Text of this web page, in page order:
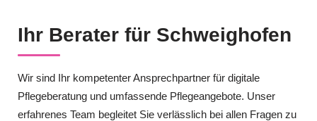
Ihr Berater für Schweighofen
Wir sind Ihr kompetenter Ansprechpartner für digitale
Pflegeberatung und umfassende Pflegeangebote. Unser
erfahrenes Team begleitet Sie verlässlich bei allen Fragen zu